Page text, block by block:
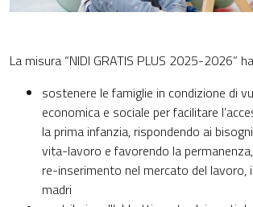
La misura “NIDI GRATIS PLUS 2025-2026”
sostenere le famiglie in condizione di
economica e sociale per facilitare
la prima infanzia, rispondendo ai
vita-lavoro e favorendo la
re-inserimento nel mercato del lavoro,
madri